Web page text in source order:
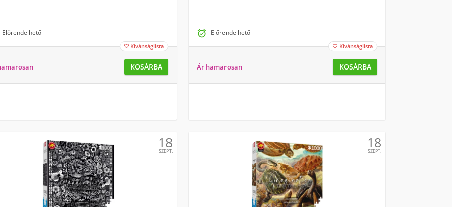
Előrendelhető
 Kívánságlista
KOSÁRBA
 Előrendelhető
 Kívánságlista
Ár hamarosan KOSÁRBA
18
SZEPT.
18
SZEPT.